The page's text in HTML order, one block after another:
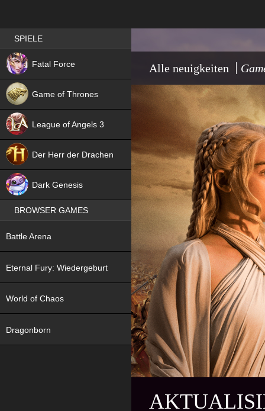
Alle neuigkeiten
Best RPG games in Germany
SPIELE
Fatal Force
NEW
Game of Thrones
League of Angels 3
Der Herr der Drachen
Dark Genesis
BROWSER GAMES
Battle Arena
Eternal Fury: Wiedergeburt
World of Chaos
Dragonborn